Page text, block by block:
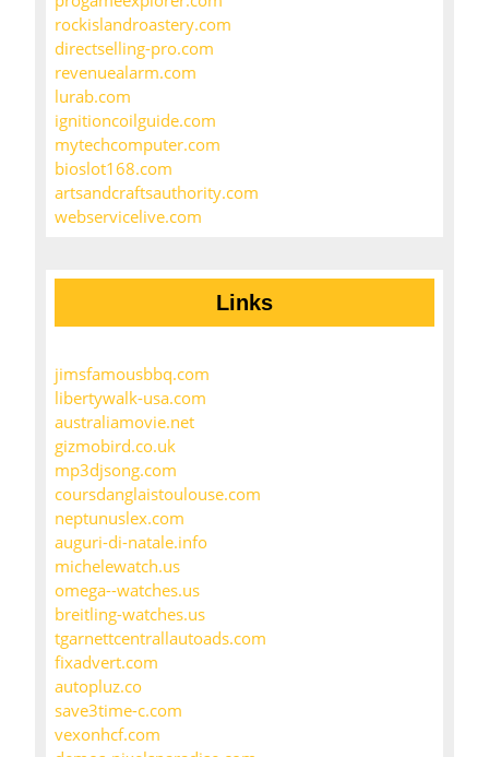
rockislandroastery.com
directselling-pro.com
revenuealarm.com
lurab.com
ignitioncoilguide.com
mytechcomputer.com
bioslot168.com
artsandcraftsauthority.com
webservicelive.com
Links
jimsfamousbbq.com
libertywalk-usa.com
australiamovie.net
gizmobird.co.uk
mp3djsong.com
coursdanglaistoulouse.com
neptunuslex.com
auguri-di-natale.info
michelewatch.us
omega--watches.us
breitling-watches.us
tgarnettcentrallautoads.com
fixadvert.com
autopluz.co
save3time-c.com
vexonhcf.com